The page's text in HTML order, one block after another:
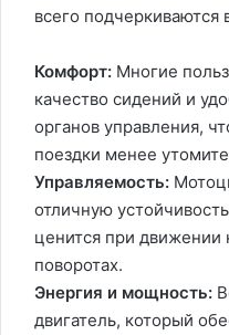
всего подчеркиваются
Комфорт: Многие
качество сидений и
органов управления,
поездки менее
Управляемость:
отличную
ценится при движении
поворотах.
Энергия и мощность:
двигатель, который